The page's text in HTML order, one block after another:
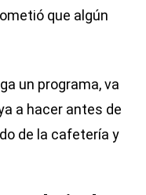
que algún
un programa, va
a hacer antes de
de la cafetería y